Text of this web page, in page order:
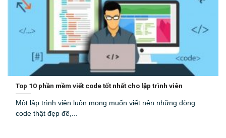
Top 10 phần mềm viết code tốt nhất cho lập trình viên
Một lập trình viên luôn mong muốn viết nên những dòng
code thật đẹp đẽ,...